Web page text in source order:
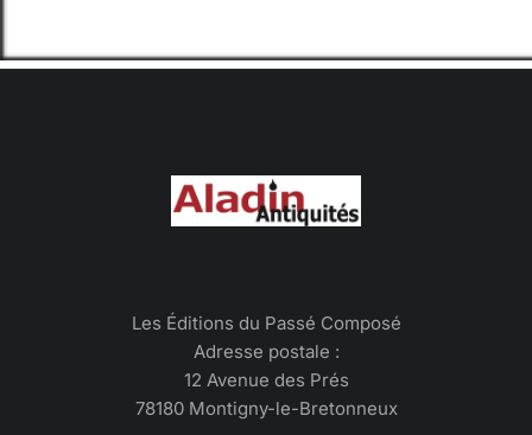
Les Éditions du Passé Composé
Adresse postale :
12 Avenue des Prés
78180 Montigny-le-Bretonneux